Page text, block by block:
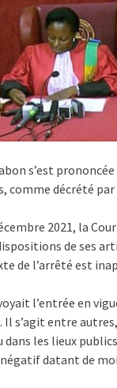
s’est
comme décrété
2021, la
de ses
de l’arrêté est
l’entrée en
s’agit entre
les lieux
datant de